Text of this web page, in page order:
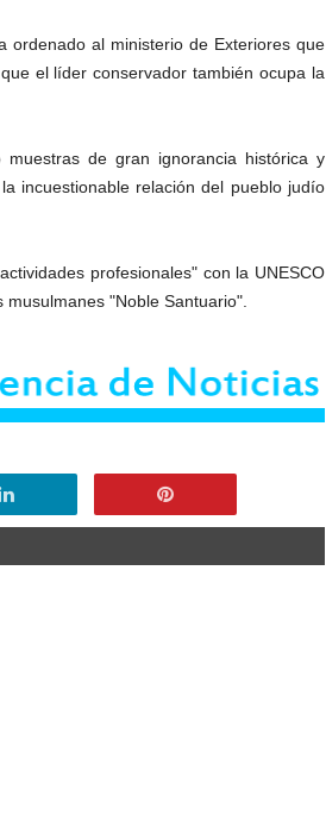
ordenado al ministerio de Exteriores que
el líder conservador también ocupa la
de gran ignorancia histórica y
incuestionable relación del pueblo judío
profesionales" con la UNESCO
"Noble Santuario".